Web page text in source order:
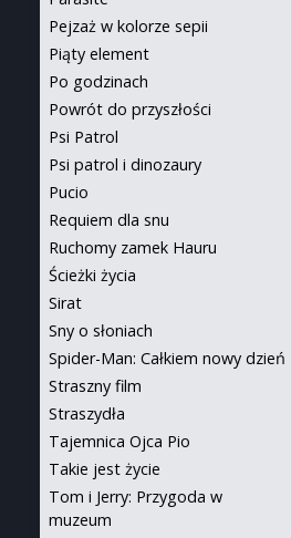
Pejzaż w kolorze sepii
Piąty element
Po godzinach
Powrót do przyszłości
Psi Patrol
Psi patrol i dinozaury
Pucio
Requiem dla snu
Ruchomy zamek Hauru
Ścieżki życia
Sirat
Sny o słoniach
Spider-Man: Całkiem nowy dzień
Straszny film
Straszydła
Tajemnica Ojca Pio
Takie jest życie
Tom i Jerry: Przygoda w
muzeum